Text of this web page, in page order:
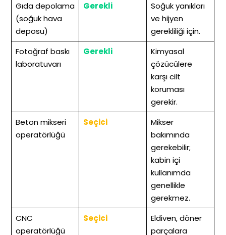
Gıda depolama
(soğuk hava
deposu)
Gerekli
Soğuk yanıkları
ve hijyen
gerekliliği için.
Fotoğraf baskı
laboratuvarı
Gerekli
Kimyasal
çözücülere
karşı cilt
koruması
gerekir.
Beton mikseri
operatörlüğü
Seçici
Mikser
bakımında
gerekebilir;
kabin içi
kullanımda
genellikle
gerekmez.
CNC
operatörlüğü
Seçici
Eldiven, döner
parçalara